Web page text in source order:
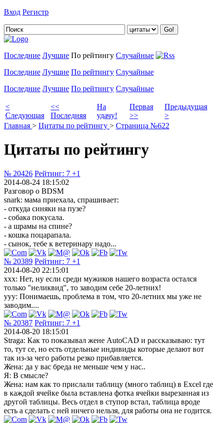
Вход Регистр
Последние Лучшие По рейтингу Случайные
Последние Лучшие По рейтингу Случайные
Последние Лучшие По рейтингу Случайные
<
Следующая
<<
Последняя
На
удачу!
Первая
>>
Предыдущая
>
Главная > Цитаты по рейтингу > Страница №622
Цитаты по рейтингу
№ 20426 Рейтинг: 7 +1
2014-08-24 18:15:02
Разговор о BDSM
snark: мама приехала, спрашивает:
- откуда синяки на пузе?
- собака покусала.
- а шрамы на спине?
- кошка поцарапала.
- сынок, тебе к ветеринару надо...
№ 20389 Рейтинг: 7 +1
2014-08-20 22:15:01
xxx: Нет, ну если среди мужиков нашего возраста остался
только "неликвид", то заводим себе 20-летних!
yyy: Понимаешь, проблема в том, что 20-летних мы уже не
заводим....
№ 20387 Рейтинг: 7 +1
2014-08-20 18:15:01
Straga: Как то показывал жене AutoCAD и рассказываю: тут
то, тут се, но есть отдельные индивиды которые делают вот
так из-за чего работы резко прибавляется.
Жена: да у вас бреда не меньше чем у нас..
Я: В смысле?
Жена: нам как то прислали таблицу (много таблиц) в Excel где
в каждой ячейке была вставлена фотка ячейки вырезанная из
другой таблицы. Весь отдел в ступор встал, таблица вроде
есть а сделать с ней ничего нельзя, для работы она не годится.